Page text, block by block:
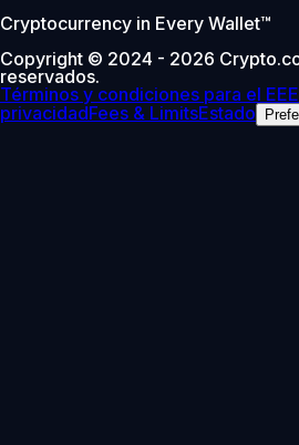
Cryptocurrency in Every Wallet™
Copyright © 2024 - 2026
reservados.
Términos y condiciones para el EEE
privacidadFees & LimitsEstado